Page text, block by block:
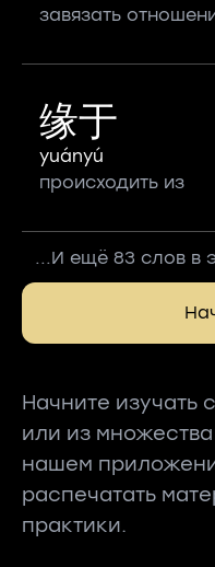
завязать
缘于
yuányú
происходить из
...И ещё 83 слов в
Начните изучать
или из
нашем
распечатать
практики.